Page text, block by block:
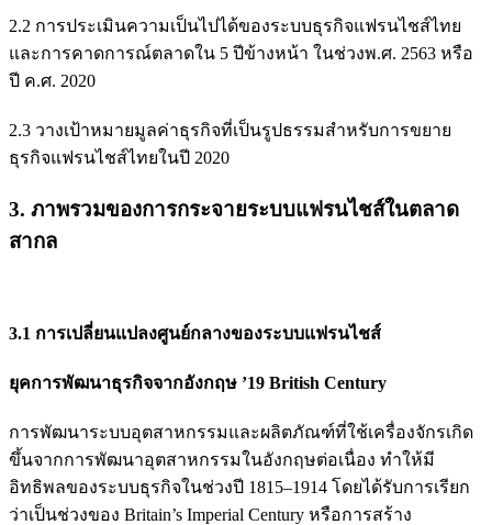
2.2 การประเมินความเป็นไปได้ของระบบธุรกิจแฟรนไชส์ไทย
และการคาดการณ์ตลาดใน 5 ปีข้างหน้า ในช่วงพ.ศ. 2563 หรือ
ปี ค.ศ. 2020
2.3 วางเป้าหมายมูลค่าธุรกิจที่เป็นรูปธรรมสำหรับการขยาย
ธุรกิจแฟรนไชส์ไทยในปี 2020
3. ภาพรวมของการกระจายระบบแฟรนไชส์ในตลาด
สากล
3.1 การเปลี่ยนแปลงศูนย์กลางของระบบแฟรนไชส์
ยุคการพัฒนาธุรกิจจากอังกฤษ ’19 British Century
การพัฒนาระบบอุตสาหกรรมและผลิตภัณฑ์ที่ใช้เครื่องจักรเกิด
ขึ้นจากการพัฒนาอุตสาหกรรมในอังกฤษต่อเนื่อง ทำให้มี
อิทธิพลของระบบธุรกิจในช่วงปี 1815–1914 โดยได้รับการเรียก
ว่าเป็นช่วงของ Britain’s Imperial Century หรือการสร้าง